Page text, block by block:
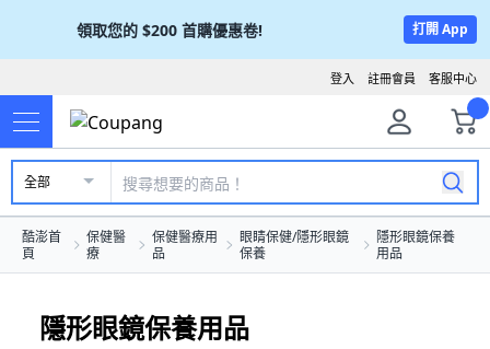
領取您的 $200 首購優惠卷! 打開 App
客服中心
註冊會員
登入
全部
酷澎首
頁
保健醫
療
保健醫療用
品
眼睛保健/隱形眼鏡
保養
隱形眼鏡保養
用品
隱形眼鏡保養用品